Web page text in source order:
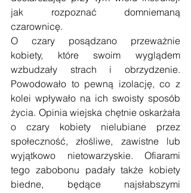
jak rozpoznać domniemaną
czarownicę.
O czary posądzano przeważnie
kobiety, które swoim wyglądem
wzbudzały strach i obrzydzenie.
Powodowało to pewną izolację, co z
kolei wpływało na ich swoisty sposób
życia. Opinia wiejska chętnie oskarżała
o czary kobiety nielubiane przez
społeczność, złośliwe, zawistne lub
wyjątkowo nietowarzyskie. Ofiarami
tego zabobonu padały także kobiety
biedne, będące najsłabszymi